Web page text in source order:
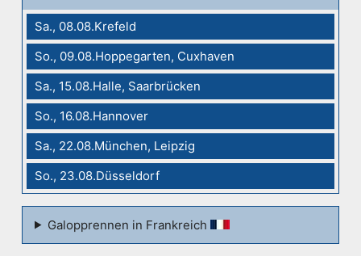
Sa., 08.08.Krefeld
So., 09.08.Hoppegarten, Cuxhaven
Sa., 15.08.Halle, Saarbrücken
So., 16.08.Hannover
Sa., 22.08.München, Leipzig
So., 23.08.Düsseldorf
Galopprennen in Frankreich